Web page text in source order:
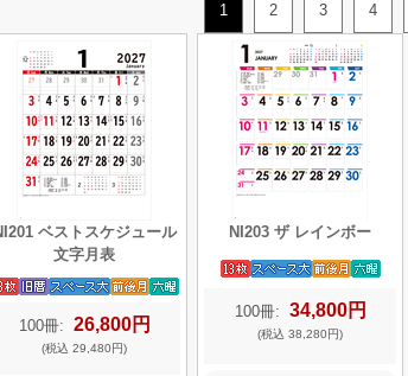
1 2 3 4
ベストスケジュール
文字月表
100冊: 26,800円
(税込 29,480円)
NI203 ザ レインボー
100冊: 34,800円
(税込 38,280円)